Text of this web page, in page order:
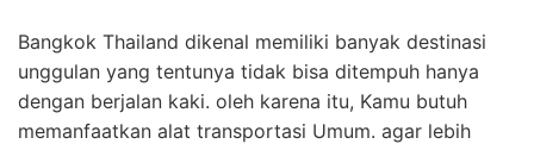
Bangkok Thailand dikenal memiliki banyak destinasi
unggulan yang tentunya tidak bisa ditempuh hanya
dengan berjalan kaki. oleh karena itu, Kamu butuh
memanfaatkan alat transportasi Umum. agar lebih